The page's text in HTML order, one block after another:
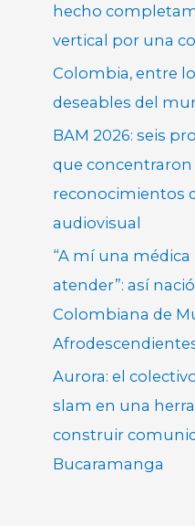
hecho
vertical por una
Colombia, entre
deseables del
BAM 2026: seis
que
reconocimientos
audiovisual
“A mí una
atender”: así
Colombiana de
Aurora: el
slam en una
construir
Bucaramanga